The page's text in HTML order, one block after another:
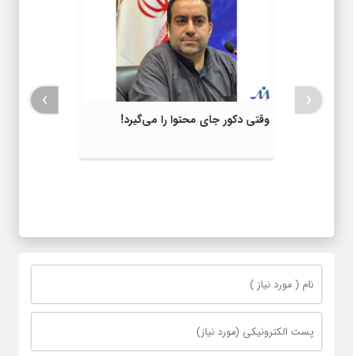
وقتی دکور جای محتوا را می‌گیرد!
‹
›